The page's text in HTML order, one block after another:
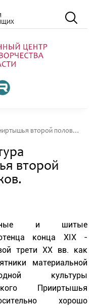
Традиционная культура Омского Прииртышья второй половины XIX-XX веков. Полотенца
второй
и шитые
конца XIX -
трети XX вв. как
материальной
культуры
Прииртышья
хорошо